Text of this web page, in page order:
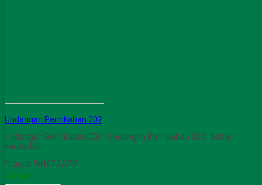
Undangan Pernikahan 202
Undangan Pernikahan 202 Undangan Pernikahan 202 bahan
kertas BC
*Lanjut WHATSAPP
Tersedia